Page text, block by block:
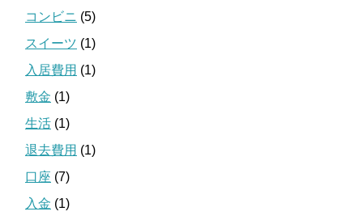
コンビニ (5)
スイーツ (1)
入居費用 (1)
敷金 (1)
生活 (1)
退去費用 (1)
口座 (7)
入金 (1)